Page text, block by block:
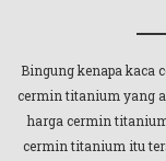
Bingung kenapa kaca
cermin titanium yang
harga cermin
cermin titanium itu